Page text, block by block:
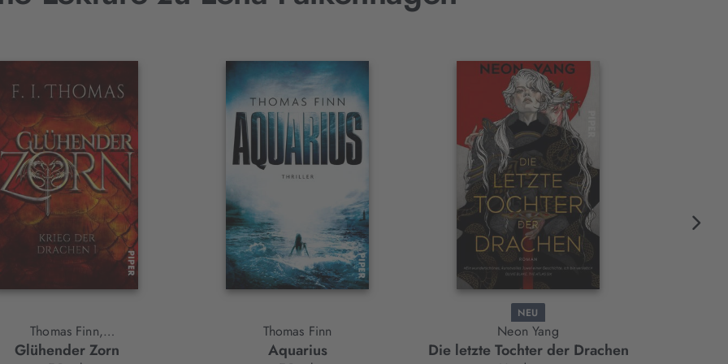
Thomas Finn,
F. I. Thomas
Glühender Zorn
Thomas Finn
Aquarius
NEU
Neon Yang
Die letzte Tochter der Drachen